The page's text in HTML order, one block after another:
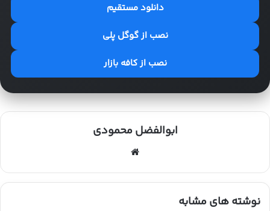
دانلود مستقیم
نصب از گوگل پلی
نصب از کافه بازار
ابوالفضل محمودی
ت
نوشته های مشابه